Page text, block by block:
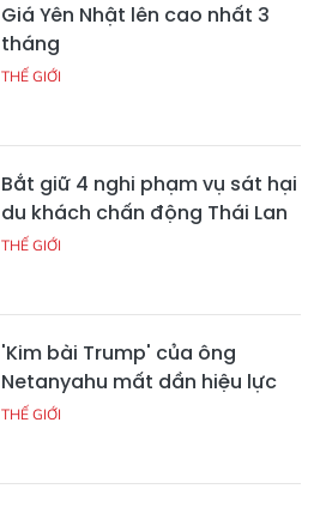
Giá Yên Nhật lên cao nhất 3
tháng
THẾ GIỚI
Bắt giữ 4 nghi phạm vụ sát hại
du khách chấn động Thái Lan
THẾ GIỚI
'Kim bài Trump' của ông
Netanyahu mất dần hiệu lực
THẾ GIỚI